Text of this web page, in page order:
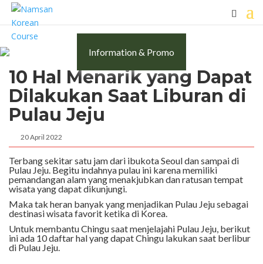
Information & Promo
10 Hal Menarik yang Dapat
Dilakukan Saat Liburan di
Pulau Jeju
20 April 2022
Terbang sekitar satu jam dari ibukota Seoul dan sampai di
Pulau Jeju. Begitu indahnya pulau ini karena memiliki
pemandangan alam yang menakjubkan dan ratusan tempat
wisata yang dapat dikunjungi.
Maka tak heran banyak yang menjadikan Pulau Jeju sebagai
destinasi wisata favorit ketika di Korea.
Untuk membantu Chingu saat menjelajahi Pulau Jeju, berikut
ini ada 10 daftar hal yang dapat Chingu lakukan saat berlibur
di Pulau Jeju.